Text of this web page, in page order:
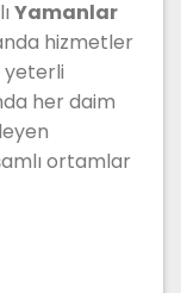
Yamanlar
hizmetler
yeterli
her daim
ortamlar